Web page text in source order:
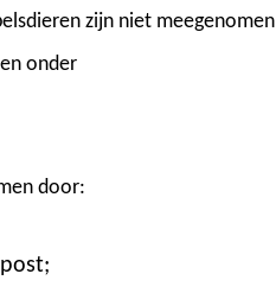
zijn niet meegenomen
onder
door: